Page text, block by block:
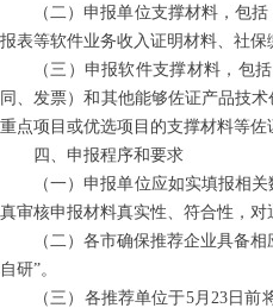
（二）申报单位支撑材料，包
报表等软件业务收入证明材料、社保
（三）申报软件支撑材料，包
同、发票）和其他能够佐证产品技
重点项目或优选项目的支撑材料等佐
四、申报程序和要求
（一）申报单位应如实填报相
真审核申报材料真实性、符合性，
（二）各市确保推荐企业具备
自研”。
（三）各推荐单位于5月23日